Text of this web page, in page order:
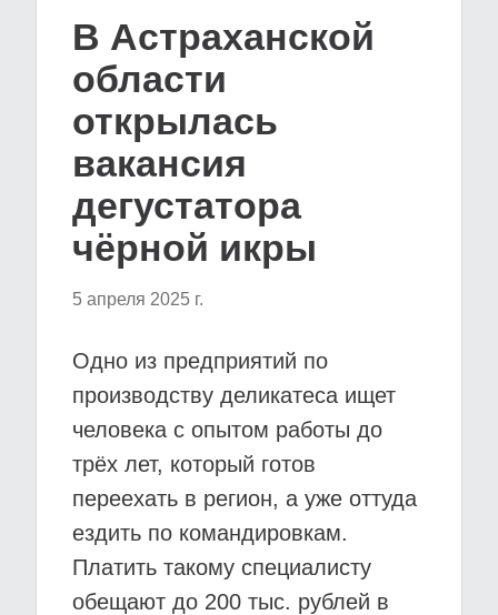
В Астраханской
области
открылась
вакансия
дегустатора
чёрной икры
5 апреля 2025 г.
Одно из предприятий по
производству деликатеса ищет
человека с опытом работы до
трёх лет, который готов
переехать в регион, а уже оттуда
ездить по командировкам.
Платить такому специалисту
обещают до 200 тыс. рублей в